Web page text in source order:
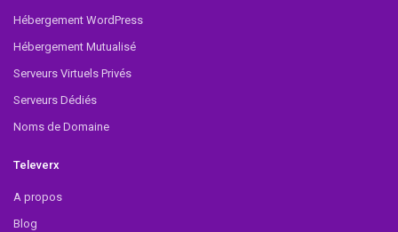
Hébergement WordPress
Hébergement Mutualisé
Serveurs Virtuels Privés
Serveurs Dédiés
Noms de Domaine
Televerx
A propos
Blog